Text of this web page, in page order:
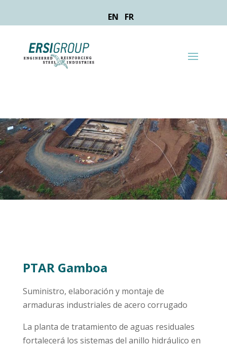
EN FR
PTAR Gamboa
Suministro, elaboración y montaje de
armaduras industriales de acero corrugado
La planta de tratamiento de aguas residuales
fortalecerá los sistemas del anillo hidráulico en